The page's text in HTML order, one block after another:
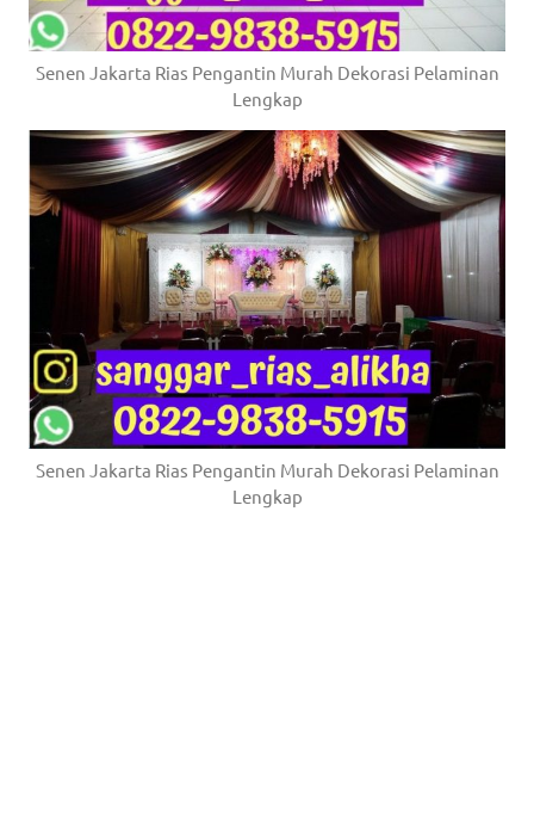
Senen Jakarta Rias Pengantin Murah Dekorasi Pelaminan
Lengkap
Senen Jakarta Rias Pengantin Murah Dekorasi Pelaminan
Lengkap